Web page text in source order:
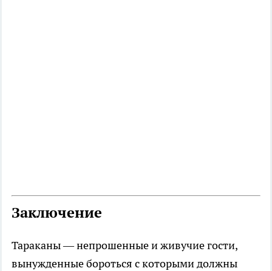
Заключение
Тараканы — непрошенные и живучие гости,
вынужденные бороться с которыми должны